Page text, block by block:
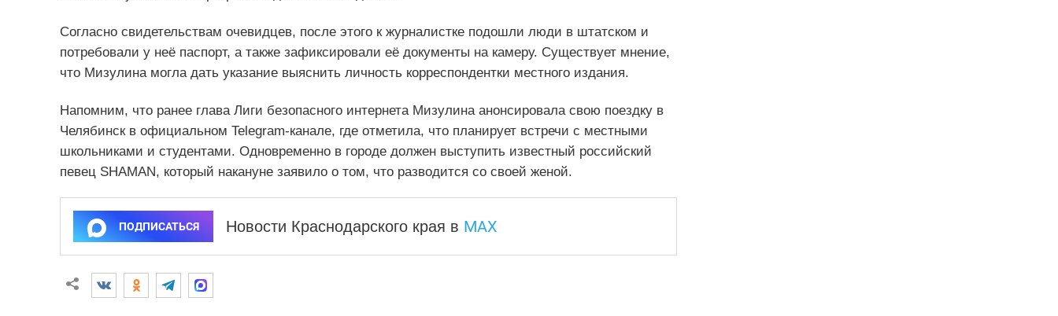
Согласно свидетельствам очевидцев, после этого к журналистке подошли люди в штатском и
потребовали у неё паспорт, а также зафиксировали её документы на камеру. Существует мнение,
что Мизулина могла дать указание выяснить личность корреспондентки местного издания.
Напомним, что ранее глава Лиги безопасного интернета Мизулина анонсировала свою поездку в
Челябинск в официальном Telegram-канале, где отметила, что планирует встречи с местными
школьниками и студентами. Одновременно в городе должен выступить известный российский
певец SHAMAN, который накануне заявило о том, что разводится со своей женой.
ПОДПИСАТЬСЯ Новости Краснодарского края в MAX